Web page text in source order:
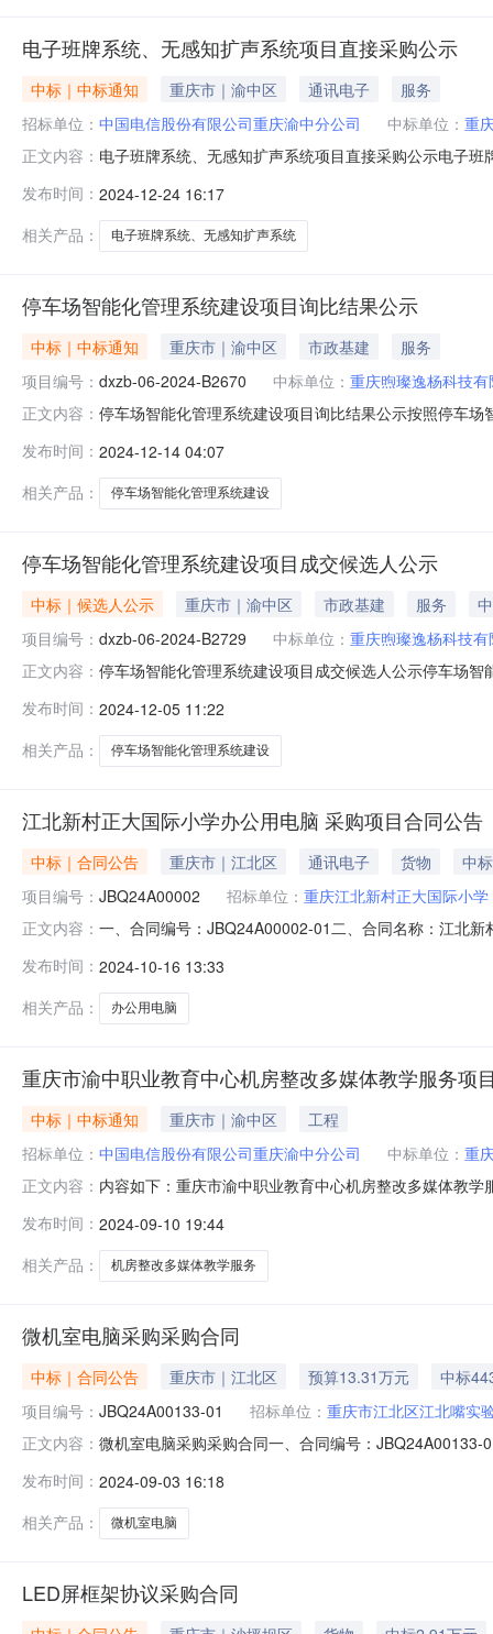
电子班牌系统、无感知扩声系统项目直接采购公示
中标｜中标通知 重庆市｜渝中区 通讯电子
服务
招标单位： 中国电信股份有限公司重庆渝中分公司 中标单位： 重
正文内容： 电子班牌系统、无感知扩声系统项目直接采购公示电子
采购供应商重庆煦璨逸杨科技有限公司。四、公示媒介
发布时间： 2024-12-24 16:17
相关产品：
电子班牌系统、无感知扩声系统
停车场智能化管理系统建设项目询比结果公示
中标｜中标通知 重庆市｜渝中区 市政基建
服务
项目编号： dxzb-06-2024-B2670 中标单位： 重庆煦璨逸杨科技
正文内容： 停车场智能化管理系统建设项目询比结果公示按照停车
果公示按照停车场智能化管理系统建设项目（项目编号
发布时间： 2024-12-14 04:07
相关产品：
停车场智能化管理系统建设
停车场智能化管理系统建设项目成交候选人公示
中标｜候选人公示 重庆市｜渝中区 市政基建 服务
项目编号： dxzb-06-2024-B2729 中标单位： 重庆煦璨逸杨科技
正文内容： 停车场智能化管理系统建设项目成交候选人公示停车场
2.第二成交候选人（1）单位名称：重庆智熙科技发展有
价：
发布时间： 2024-12-05 11:22
相关产品：
停车场智能化管理系统建设
江北新村正大国际小学办公用电脑 采购项目合同公告
中标｜合同公告 重庆市｜江北区 通讯电子 货物
中
项目编号： JBQ24A00002 招标单位： 重庆江北新村正大国际小学
正文内容： 一、合同编号：JBQ24A00002-01二、合同名称：江北
地址：重庆市沙坪坝区皂角树村谢家院子组2号1-62室联
发布时间： 2024-10-16 13:33
相关产品：
办公用电脑
重庆市渝中职业教育中心机房整改多媒体教学服务项
中标｜中标通知 重庆市｜渝中区
工程
招标单位： 中国电信股份有限公司重庆渝中分公司 中标单位： 重
正文内容： 内容如下：重庆市渝中职业教育中心机房整改多媒体教
因非工程建设项目的货物或服务，涉及企业秘密等其他
电信阳光采购网（https://caigou.
发布时间： 2024-09-10 19:44
相关产品：
机房整改多媒体教学服务
微机室电脑采购采购合同
中标｜合同公告 重庆市｜江北区 预算13.31万元
中标
项目编号： JBQ24A00133-01 招标单位： 重庆市江北区江北嘴实
正文内容： 微机室电脑采购采购合同一、合同编号：
2号1-62室联系方式：18623356767六、合同主要信息
发布时间： 2024-09-03 16:18
相关产品：
微机室电脑
LED屏框架协议采购合同